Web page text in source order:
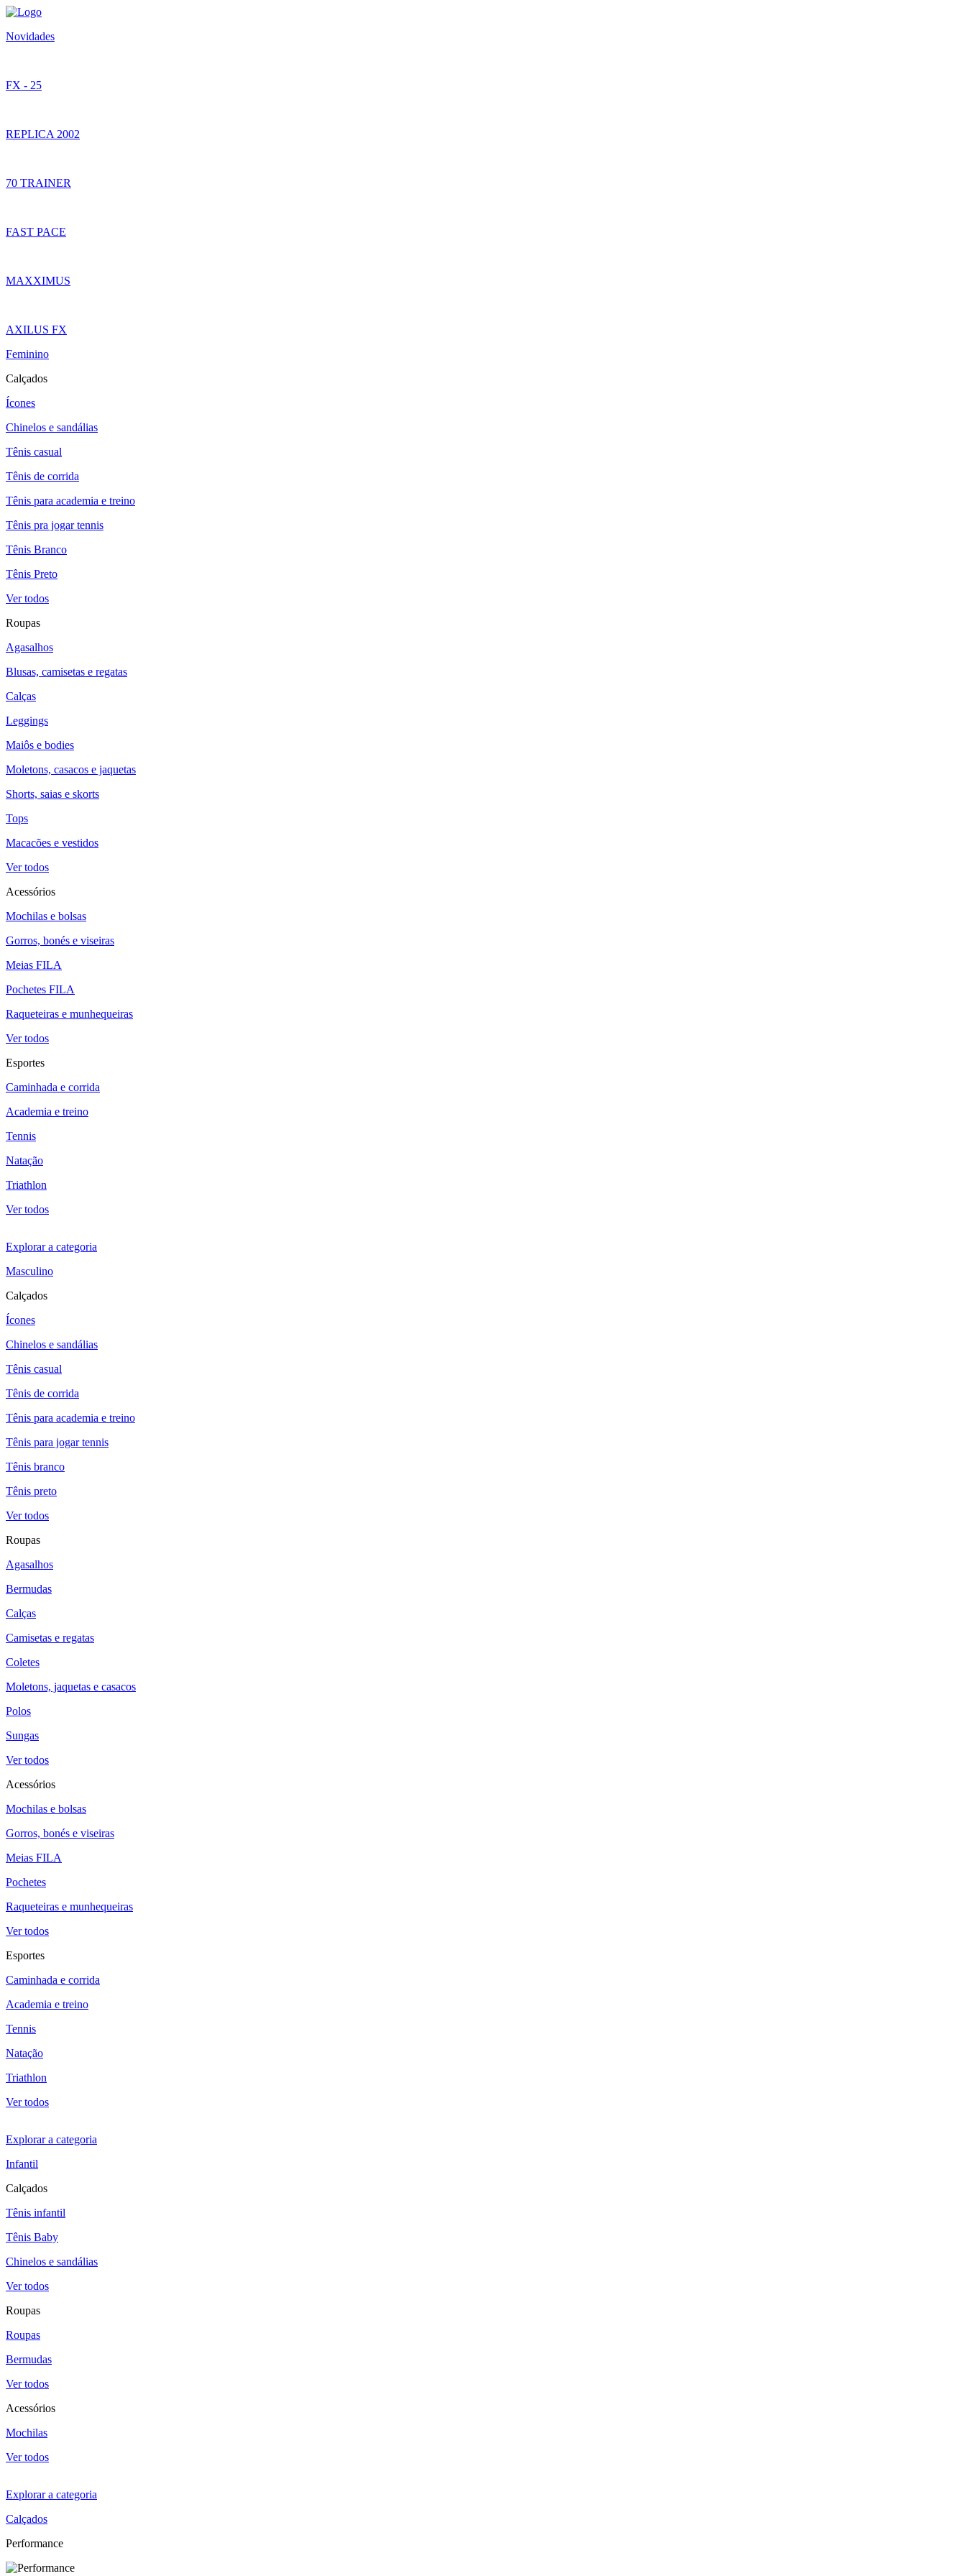
Novidades
FX - 25
REPLICA 2002
70 TRAINER
FAST PACE
MAXXIMUS
AXILUS FX
Feminino
Calçados
Ícones
Chinelos e sandálias
Tênis casual
Tênis de corrida
Tênis para academia e treino
Tênis pra jogar tennis
Tênis Branco
Tênis Preto
Ver todos
Roupas
Agasalhos
Blusas, camisetas e regatas
Calças
Leggings
Maiôs e bodies
Moletons, casacos e jaquetas
Shorts, saias e skorts
Tops
Macacões e vestidos
Ver todos
Acessórios
Mochilas e bolsas
Gorros, bonés e viseiras
Meias FILA
Pochetes FILA
Raqueteiras e munhequeiras
Ver todos
Esportes
Caminhada e corrida
Academia e treino
Tennis
Natação
Triathlon
Ver todos
Explorar a categoria
Masculino
Calçados
Ícones
Chinelos e sandálias
Tênis casual
Tênis de corrida
Tênis para academia e treino
Tênis para jogar tennis
Tênis branco
Tênis preto
Ver todos
Roupas
Agasalhos
Bermudas
Calças
Camisetas e regatas
Coletes
Moletons, jaquetas e casacos
Polos
Sungas
Ver todos
Acessórios
Mochilas e bolsas
Gorros, bonés e viseiras
Meias FILA
Pochetes
Raqueteiras e munhequeiras
Ver todos
Esportes
Caminhada e corrida
Academia e treino
Tennis
Natação
Triathlon
Ver todos
Explorar a categoria
Infantil
Calçados
Tênis infantil
Tênis Baby
Chinelos e sandálias
Ver todos
Roupas
Roupas
Bermudas
Ver todos
Acessórios
Mochilas
Ver todos
Explorar a categoria
Calçados
Performance